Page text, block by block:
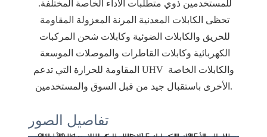
المقاومة للحرارة التي تدعم UHV والكابلات الخاصة
تفاصيل الصور